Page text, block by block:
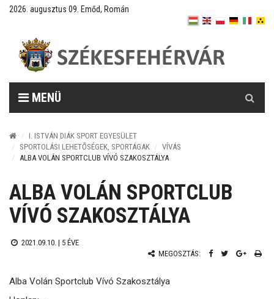
2026. augusztus 09. Emőd, Román
MENÜ
I. ISTVÁN DIÁK SPORT EGYESÜLET
SPORTOLÁSI LEHETŐSÉGEK, SPORTÁGAK
VÍVÁS
ALBA VOLÁN SPORTCLUB VÍVÓ SZAKOSZTÁLYA
ALBA VOLÁN SPORTCLUB
VÍVÓ SZAKOSZTÁLYA
2021.09.10. | 5 ÉVE
MEGOSZTÁS:
Alba Volán Sportclub Vívó Szakosztálya